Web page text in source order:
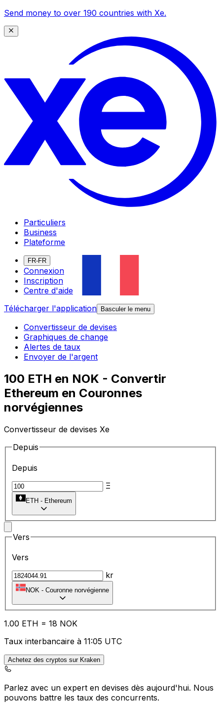
Send money to over 190 countries with Xe.
Particuliers
Business
Plateforme
FR-FR
Connexion
Inscription
Centre d'aide
Télécharger l'application
Basculer le menu
Convertisseur de devises
Graphiques de change
Alertes de taux
Envoyer de l'argent
100 ETH en NOK - Convertir
Ethereum en Couronnes
norvégiennes
Convertisseur de devises Xe
Depuis
Depuis
Ξ
ETH - Ethereum
Vers
Vers
kr
NOK - Couronne norvégienne
1.00 ETH = 18 NOK
Taux interbancaire à 11:05 UTC
Achetez des cryptos sur Kraken
Parlez avec un expert en devises dès aujourd'hui. Nous
pouvons battre les taux des concurrents.